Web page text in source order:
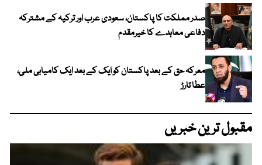
صدر مملکت کا پاکستان، سعودی عرب اور ترکیہ کے مشترکہ
دفاعی معاہدے کا خیرمقدم
معرکہ حق کے بعد پاکستان کو ایک کے بعد ایک کامیابی ملی،
عطا تارڑ
مقبول ترین خبریں